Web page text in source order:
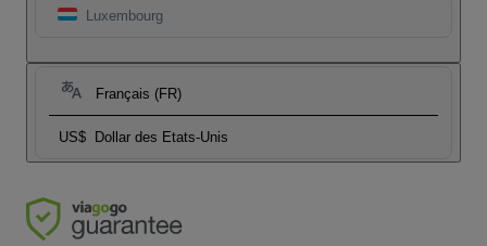
Luxembourg
Français (FR)
US$ Dollar des Etats-Unis